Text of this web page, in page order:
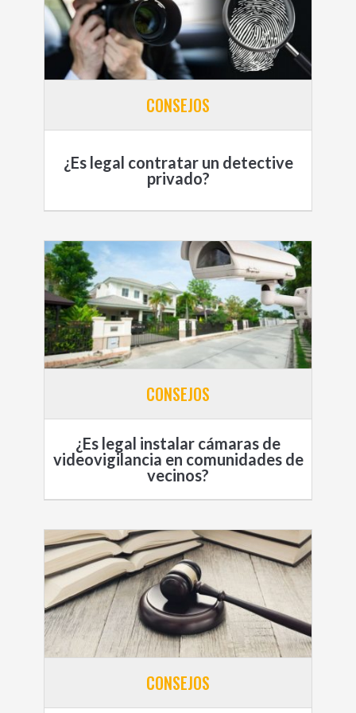
CONSEJOS
¿Es legal contratar un detective
privado?
CONSEJOS
¿Es legal instalar cámaras de
videovigilancia en comunidades de
vecinos?
CONSEJOS